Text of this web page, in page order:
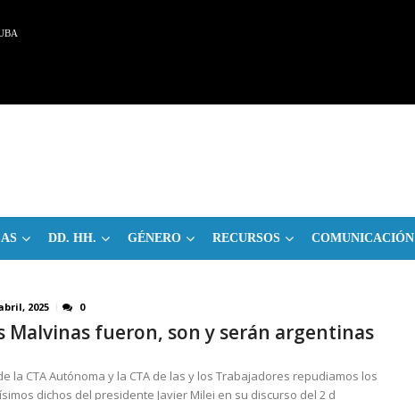
DD. HH. GÉNERO RECURSOS COMUNICACIÓN
2025 0
Malvinas fueron, son y serán argentinas
la CTA Autónoma y la CTA de las y los Trabajadores repudiamos los
dichos del presidente Javier Milei en su discurso del 2 d